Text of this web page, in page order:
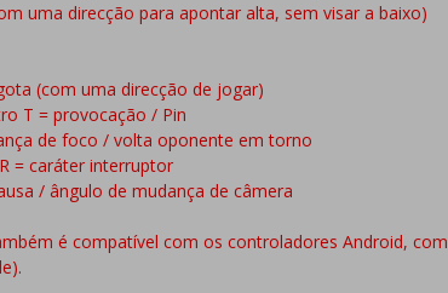
uma direcção para apontar alta, sem visar a baixo)
(com uma direcção de jogar)
T = provocação / Pin
de foco / volta oponente em torno
= caráter interruptor
/ ângulo de mudança de câmera
é compatível com os controladores Android,